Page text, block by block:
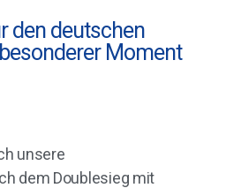
den deutschen
Moment
unsere
dem Doublesieg mit